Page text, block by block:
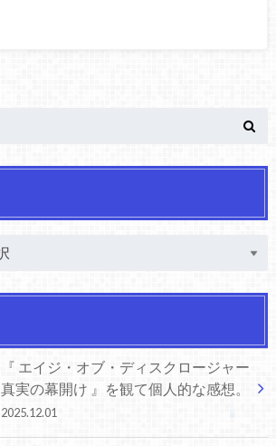
『 エイジ・オブ・ディスクロージャー
真実の幕開け 』を観て個人的な感想。
2025.12.01